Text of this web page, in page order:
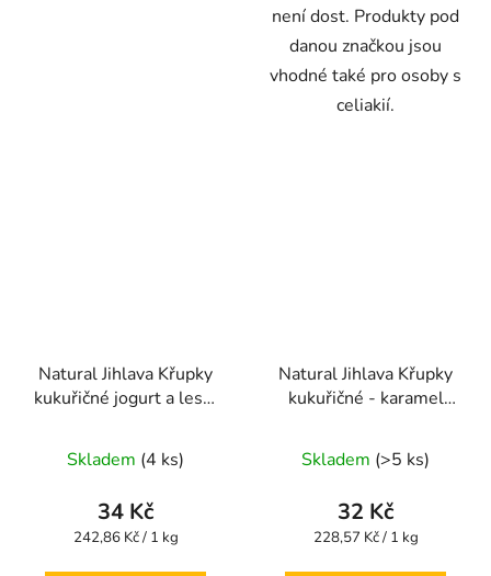
není dost. Produkty pod
danou značkou jsou
vhodné také pro osoby s
celiakií.
Natural Jihlava Křupky
kukuřičné jogurt a lesní
hodnocení
produktu
je
Skladem (4 ks)
34 Kč
Měrná
242,86 Kč / 1 kg
Natural Jihlava Křupky
kukuřičné - karamel
hodnocení
produktu
je
Skladem (>5 ks)
32 Kč
Měrná
228,57 Kč / 1 kg